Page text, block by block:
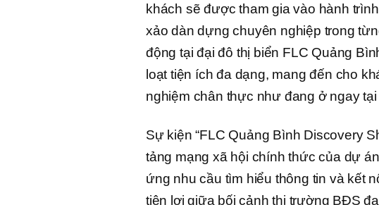
khách sẽ được tham gia vào hành
xảo dàn dựng chuyên nghiệp trong
động tại đại đô thị biển FLC Quảng
loạt tiện ích đa dạng, mang đến cho
nghiệm chân thực như đang ở ngay
Sự kiện “FLC Quảng Bình Discovery
tảng mạng xã hội chính thức của dự
ứng nhu cầu tìm hiểu thông tin và kết
tiện lợi giữa bối cảnh thị trường BĐS